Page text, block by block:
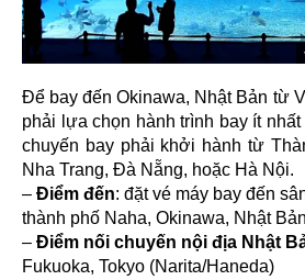
Để bay đến Okinawa, Nhật Bản từ
phải lựa chọn hành trình bay ít
chuyến bay phải khởi hành từ
Nha Trang, Đà Nẵng, hoặc Hà Nội.
– Điểm đến: đặt vé máy bay đến
thành phố Naha, Okinawa, Nhật
– Điểm nối chuyến nội địa Nhật
Fukuoka, Tokyo (Narita/Haneda)